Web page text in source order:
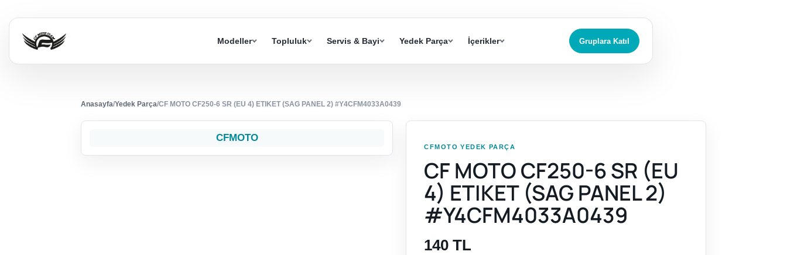
Modeller Topluluk Servis & Bayi Yedek Parça İçerikler Gruplara Katıl
Anasayfa/Yedek Parça/CF MOTO CF250-6 SR (EU 4) ETIKET (SAG PANEL 2) #Y4CFM4033A0439
CFMOTO
CFMOTO YEDEK PARÇA
CF MOTO CF250-6 SR (EU
4) ETIKET (SAG PANEL 2)
#Y4CFM4033A0439
140 TL